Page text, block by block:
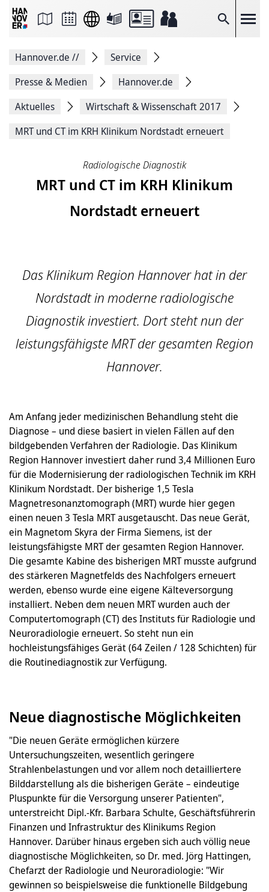
Suche
Seite
Facebook
teilen
Seitenlink
Seite
Hannover.de //
Service
Presse & Medien
Hannover.de
Aktuelles
Wirtschaft & Wissenschaft 2017
MRT und CT im KRH Klinikum Nordstadt erneuert
Radiologische Diagnostik
MRT und CT im KRH Klinikum
Nordstadt erneuert
Das Klinikum Region Hannover hat in der
Nordstadt in moderne radiologische
Diagnostik investiert. Dort steht nun der
leistungsfähigste MRT der gesamten Region
Hannover.
Am Anfang jeder medizinischen Behandlung steht die
Diagnose – und diese basiert in vielen Fällen auf den
bildgebenden Verfahren der Radiologie. Das Klinikum
Region Hannover investiert daher rund 3,4 Millionen Euro
für die Modernisierung der radiologischen Technik im KRH
Klinikum Nordstadt. Der bisherige 1,5 Tesla
Magnetresonanztomograph (MRT) wurde hier gegen
einen neuen 3 Tesla MRT ausgetauscht. Das neue Gerät,
ein Magnetom Skyra der Firma Siemens, ist der
leistungsfähigste MRT der gesamten Region Hannover.
Die gesamte Kabine des bisherigen MRT musste aufgrund
des stärkeren Magnetfelds des Nachfolgers erneuert
werden, ebenso wurde eine eigene Kälteversorgung
installiert. Neben dem neuen MRT wurden auch der
Computertomograph (CT) des Instituts für Radiologie und
Neuroradiologie erneuert. So steht nun ein
hochleistungsfähiges Gerät (64 Zeilen / 128 Schichten) für
die Routinediagnostik zur Verfügung.
Neue diagnostische Möglichkeiten
"Die neuen Geräte ermöglichen kürzere
Untersuchungszeiten, wesentlich geringere
Strahlenbelastungen und vor allem noch detailliertere
Bilddarstellung als die bisherigen Geräte – eindeutige
Pluspunkte für die Versorgung unserer Patienten",
unterstreicht Dipl.-Kfr. Barbara Schulte, Geschäftsführerin
Finanzen und Infrastruktur des Klinikums Region
Hannover. Darüber hinaus ergeben sich auch völlig neue
diagnostische Möglichkeiten, so Dr. med. Jörg Hattingen,
Chefarzt der Radiologie und Neuroradiologie: "Wir
gewinnen so beispielsweise die funktionelle Bildgebung